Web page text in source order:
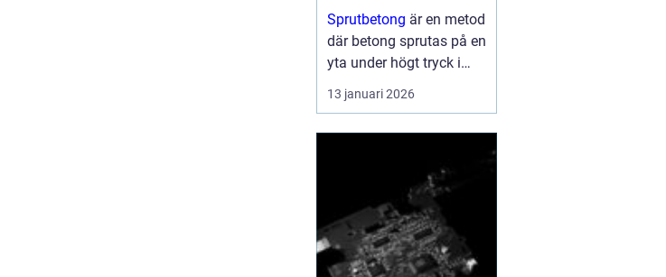
Sprutbetong är en metod
där betong sprutas på en
yta under högt tryck i
stället för att gjutas i
formar. Tekniken a...
13 januari 2026